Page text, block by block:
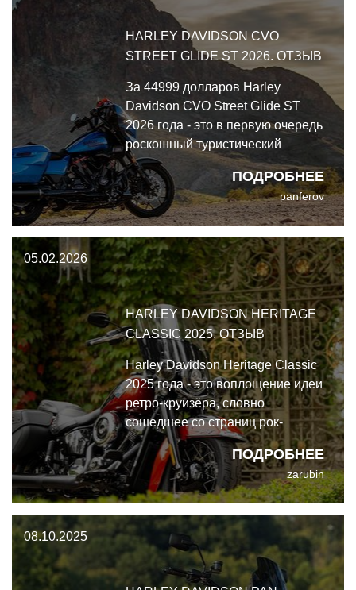
HARLEY DAVIDSON CVO
STREET GLIDE ST 2026. ОТЗЫВ
ПОДРОБНЕЕ
За 44999 долларов Harley
Davidson CVO Street Glide ST
2026 года - это в первую очередь
роскошный туристический
мотоцикл. Однако версия ST,
вдохновлённая King of the
Baggers, позволяет ездить
заметно более агрессивно и
уверенно по сравнению со
стандартным бэггером.
panferov
05.02.2026
HARLEY DAVIDSON HERITAGE
CLASSIC 2025. ОТЗЫВ
ПОДРОБНЕЕ
Harley Davidson Heritage Classic
2025 года - это воплощение идеи
ретро-круизёра, словно
сошедшее со страниц рок-
журнала. Он олицетворяет
ностальгическую ауру, отдавая
дань уважения всему тому, что
привлекает поклонников Harley
Davidson.
zarubin
08.10.2025